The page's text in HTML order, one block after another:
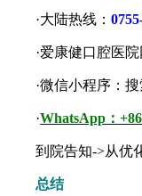
·大陆热线：
·爱康健口腔医院
·微信小程序：搜
·WhatsApp：
到院告知->从优
总结